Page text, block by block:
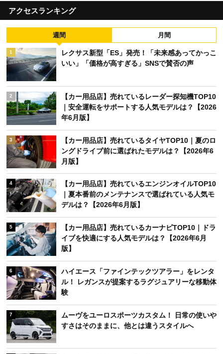
アクセスランキング
週間 月間
1
レクサス新型「ES」発売！「未来感あってかっこ
いい」「価格が高すぎる」SNSで賛否の声
2
【カー用品店】売れているレーダー探知機TOP10
｜安全運転をサポートする人気モデルは？【2026
年6月版】
3
【カー用品店】売れているタイヤTOP10｜夏のロ
ングドライブ前に選ばれたモデルは？【2026年6
月版】
4
【カー用品店】売れているエンジンオイルTOP10
｜夏本番前のメンテナンスで選ばれている人気モ
デルは？【2026年6月版】
5
【カー用品店】売れているカーナビTOP10｜ドラ
イブを快適にする人気モデルは？【2026年6月
版】
6
ハイエース「ファインテックツアラー」をレンタ
ル！ レガンスが提案するラグジュアリーな移動体
験
7
ムーヴをユーロスポーツカスタム！ 日常の使いや
すさはそのままに、他とは違うスタイルへ